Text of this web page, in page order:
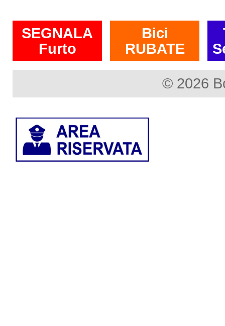
SEGNALA
Furto
Bici
RUBATE
© 2026